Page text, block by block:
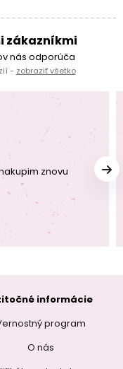
zákazníkmi
nás odporúča
- zobraziť všetko
znovu
informácie
program
O nás